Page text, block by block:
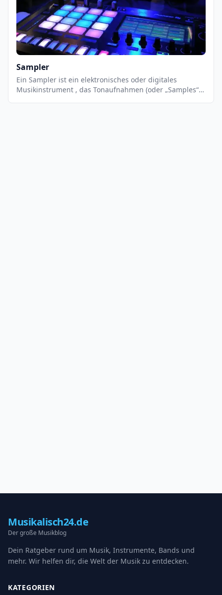
Rhythmus zu programmieren. Drum Machines können
Sounds mit analoger Synthese erzeugen oder vorab
aufgenommene Samples abspielen.
Sampler
Ein Sampler ist ein elektronisches oder digitales
Musikinstrument , das Tonaufnahmen (oder „Samples“)
Musikalisch24.de
Der große Musikblog
Dein Ratgeber rund um Musik, Instrumente, Bands und
mehr. Wir helfen dir, die Welt der Musik zu entdecken.
KATEGORIEN